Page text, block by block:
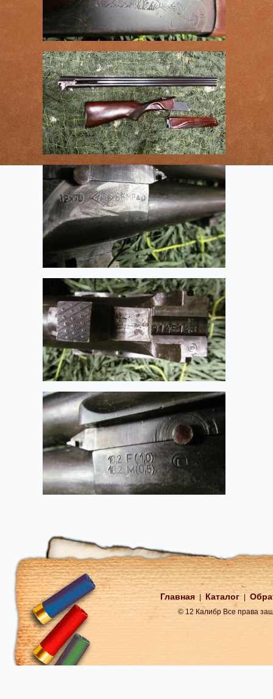
Главная Каталог
© 12 Калибр Все права